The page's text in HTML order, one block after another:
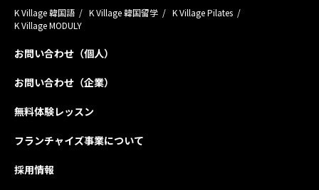
K Village 韓国語 K Village 韓国留学
K Village Pilates
K Village MODULY
お問い合わせ（個人）
お問い合わせ（企業）
無料体験レッスン
フランチャイズ事業について
採用情報